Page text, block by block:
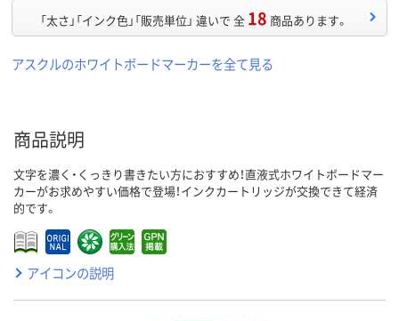
「太さ」「インク色」「販売単位」 違いで 全 18 商品あります。
アスクルのホワイトボードマーカーを全て見る
商品説明
文字を濃く・くっきり書きたい方におすすめ！直液式ホワイトボードマー
カーがお求めやすい価格で登場！インクカートリッジが交換できて経済
的です。
アイコンの説明